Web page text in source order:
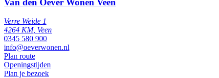
Van den Oever Wonen Veen
Verre Weide 1
4264 KM, Veen
0345 580 900
info@oeverwonen.nl
Plan route
Openingstijden
Plan je bezoek